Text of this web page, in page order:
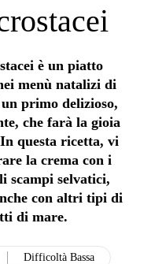
è un piatto
menù natalizi di
primo delizioso,
che farà la gioia
questa ricetta, vi
la crema con i
scampi selvatici,
con altri tipi di
di mare.
Difficoltà Bassa